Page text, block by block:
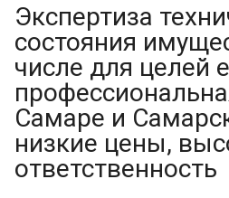
Экспертиза
состояния
числе для целей
Самаре и
низкие цены,
ответственность